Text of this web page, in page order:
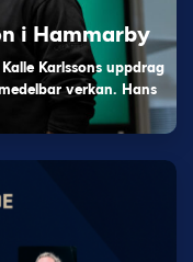
i Hammarby
Karlssons uppdrag
verkan. Hans